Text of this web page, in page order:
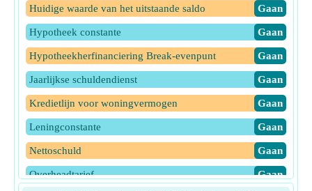
Huidige waarde van het uitstaande saldo ​Gaan
Hypotheek constante ​Gaan
Hypotheekherfinanciering Break-evenpunt ​Gaan
Jaarlijkse schuldendienst ​Gaan
Kredietlijn voor woningvermogen ​Gaan
Leningconstante ​Gaan
Nettoschuld ​Gaan
Overheadtarief ​Gaan